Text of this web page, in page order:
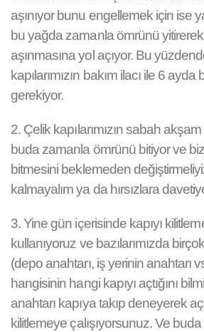
aşınıyor bunu engellemek için ise
bu yağda zamanla ömrünü
aşınmasına yol açıyor. Bu
kapılarımızın bakım ilacı ile 6
gerekiyor.
2. Çelik kapılarımızın sabah
buda zamanla ömrünü bitiyor ve
bitmesini beklemeden
kalmayalım ya da hırsızlara
3. Yine gün içerisinde kapıyı
kullanıyoruz ve bazılarımızda
(depo anahtarı, iş yerinin anahtarı
hangisinin hangi kapıyı açtığını
anahtarı kapıya takıp deneyerek
kilitlemeye çalışıyorsunuz. Ve